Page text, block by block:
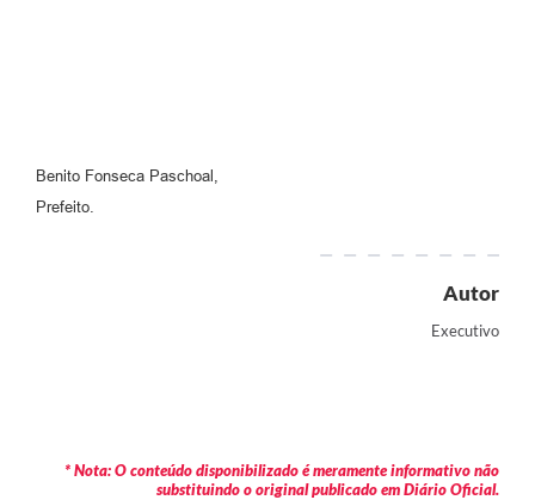
Benito Fonseca Paschoal,
Prefeito.
Autor
Executivo
* Nota: O conteúdo disponibilizado é meramente informativo não
substituindo o original publicado em Diário Oficial.